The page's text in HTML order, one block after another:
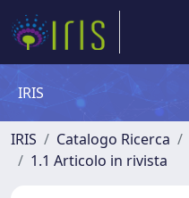
IRIS
IRIS Catalogo Ricerca
1.1 Articolo in rivista